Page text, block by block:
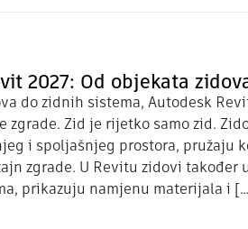
2027: Od objekata
do zidnih sistema, Autodesk
zgrade. Zid je rijetko samo zid.
i spoljašnjeg prostora, pružaju
zgrade. U Revitu zidovi
prikazuju namjenu materijala i